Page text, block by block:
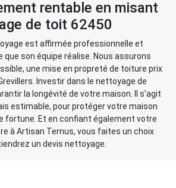
rentable en misant
de toit 62450
est affirmée professionnelle et
son équipe réalise. Nous assurons
une mise en propreté de toiture prix
Investir dans le nettoyage de
la longévité de votre maison. Il s’agit
estimable, pour protéger votre maison
fortune. Et en confiant également votre
à Artisan Ternus, vous faites un choix
un devis nettoyage.